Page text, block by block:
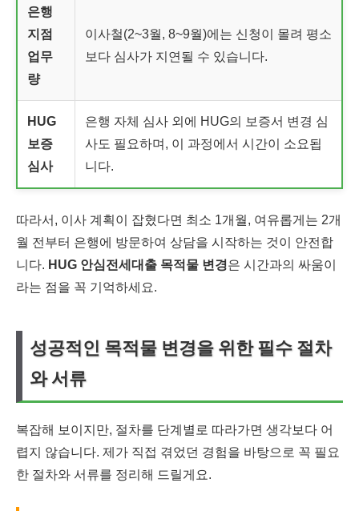
은행
지점
업무
량
이사철(2~3월, 8~9월)에는 신청이 몰려 평소
보다 심사가 지연될 수 있습니다.
HUG
보증
심사
은행 자체 심사 외에 HUG의 보증서 변경 심
사도 필요하며, 이 과정에서 시간이 소요됩
니다.
따라서, 이사 계획이 잡혔다면 최소 1개월, 여유롭게는 2개
월 전부터 은행에 방문하여 상담을 시작하는 것이 안전합
니다. HUG 안심전세대출 목적물 변경은 시간과의 싸움이
라는 점을 꼭 기억하세요.
성공적인 목적물 변경을 위한 필수 절차
와 서류
복잡해 보이지만, 절차를 단계별로 따라가면 생각보다 어
렵지 않습니다. 제가 직접 겪었던 경험을 바탕으로 꼭 필요
한 절차와 서류를 정리해 드릴게요.